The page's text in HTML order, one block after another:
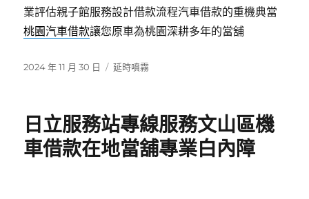
業評估親子館服務設計借款流程汽車借款的重機典當
桃園汽車借款讓您原車為桃園深耕多年的當舖
發
2024 年 11 月 30 日
分
延時噴霧
日立服務站專線服務文山區機
車借款在地當舖專業白內障